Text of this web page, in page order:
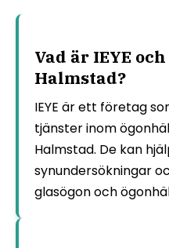
Vad är IEYE
Halmstad?
IEYE är ett företag
tjänster inom
Halmstad. De kan
synundersökningar
glasögon och